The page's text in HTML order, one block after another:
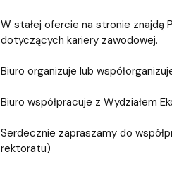
W stałej ofercie na stronie znajdą
dotyczących kariery zawodowej.
Biuro organizuje lub
Biuro współpracuje z Wydziałem
Serdecznie zapraszamy do
rektoratu)